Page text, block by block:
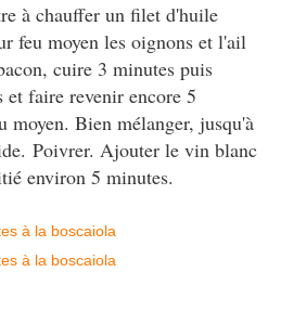
à chauffer un filet d'huile
feu moyen les oignons et l'ail
cuire 3 minutes puis
faire revenir encore 5
moyen. Bien mélanger, jusqu'à
Poivrer. Ajouter le vin blanc
environ 5 minutes.